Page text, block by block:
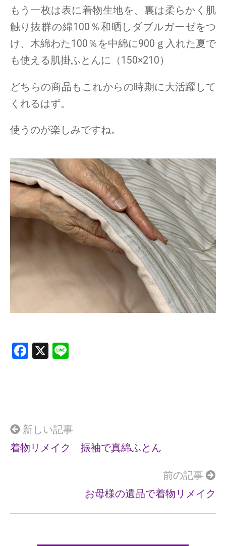
もう一枚は表に着物生地を、裏は柔らかく肌
触り抜群の綿100％和晒しダブルガーゼをつ
け、木綿わた100％を中綿に900ｇ入れた夏で
も使える肌掛ふとんに（150×210）
どちらの商品もこれからの時期に大活躍して
くれるはず。
使うのが楽しみですね。
F
o
o
k
X Li
新しい記事
着物リメイク 振袖で真綿ふとん
前の記事
お母様の遺品で着物リメイク